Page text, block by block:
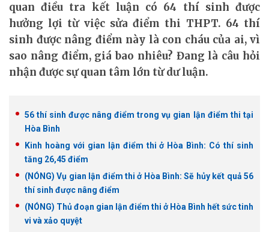
quan điều tra kết luận có 64 thí sinh được
hưởng lợi từ việc sửa điểm thi THPT. 64 thí
sinh được nâng điểm này là con cháu của ai, vì
sao nâng điểm, giá bao nhiêu? Đang là câu hỏi
nhận được sự quan tâm lớn từ dư luận.
56 thí sinh được nâng điểm trong vụ gian lận điểm thi tại
Hòa Bình
Kinh hoàng với gian lận điểm thi ở Hòa Bình: Có thí sinh
tăng 26,45 điểm
(NÓNG) Vụ gian lận điểm thi ở Hòa Bình: Sẽ hủy kết quả 56
thí sinh được nâng điểm
(NÓNG) Thủ đoạn gian lận điểm thi ở Hòa Bình hết sức tinh
vi và xảo quyệt